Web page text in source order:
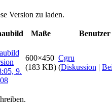
Version zu laden.
Maße Benutzer
600×450
(183 KB)
Cgru
(Diskussion |